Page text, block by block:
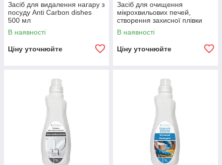
Засіб для видалення нагару з
посуду Anti Carbon dishes
500 мл
В наявності
Ціну уточнюйте
Засіб для очищення
мікрохвильових печей,
створення захисної плівки
Cleaning Ceramic &
Microwaves 500мл
В наявності
Ціну уточнюйте